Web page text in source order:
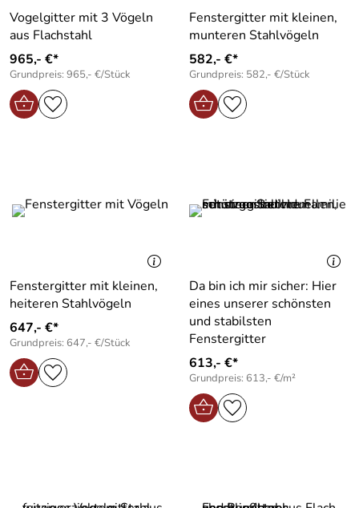
Vogelgitter mit 3 Vögeln
aus Flachstahl
965,- €*
Grundpreis: 965,- €/Stück
Fenstergitter mit kleinen,
munteren Stahlvögeln
582,- €*
Grundpreis: 582,- €/Stück
Fenstergitter mit kleinen,
heiteren Stahlvögeln
647,- €*
Grundpreis: 647,- €/Stück
Da bin ich mir sicher: Hier
eines unserer schönsten
und stabilsten
Fenstergitter
613,- €*
Grundpreis: 613,- €/m²